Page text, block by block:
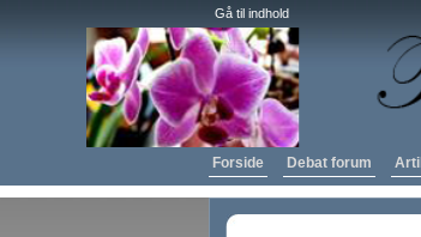
Gå til indhold
Forside Debat forum